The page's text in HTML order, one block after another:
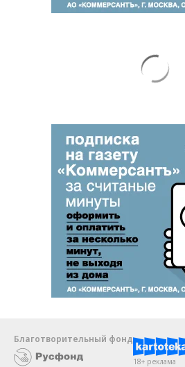
Благотворительный фонд
18+ реклама